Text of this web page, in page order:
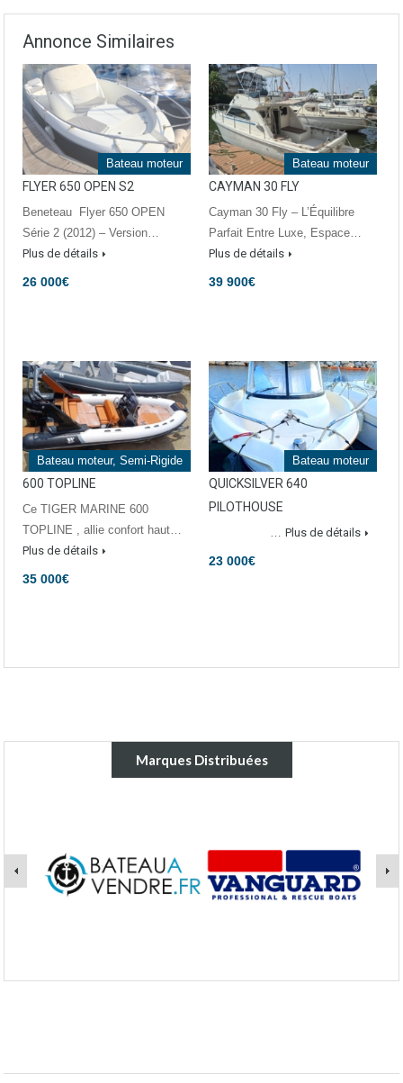
Annonce Similaires
Bateau moteur
FLYER 650 OPEN S2
Beneteau Flyer 650 OPEN
Série 2 (2012) – Version…
Plus de détails
26 000€
Bateau moteur
CAYMAN 30 FLY
Cayman 30 Fly – L’Équilibre
Parfait Entre Luxe, Espace…
Plus de détails
39 900€
Bateau moteur, Semi-Rigide
600 TOPLINE
Ce TIGER MARINE 600
TOPLINE , allie confort haut…
Plus de détails
35 000€
Bateau moteur
QUICKSILVER 640
PILOTHOUSE
Plus de détails
23 000€
Marques Distribuées